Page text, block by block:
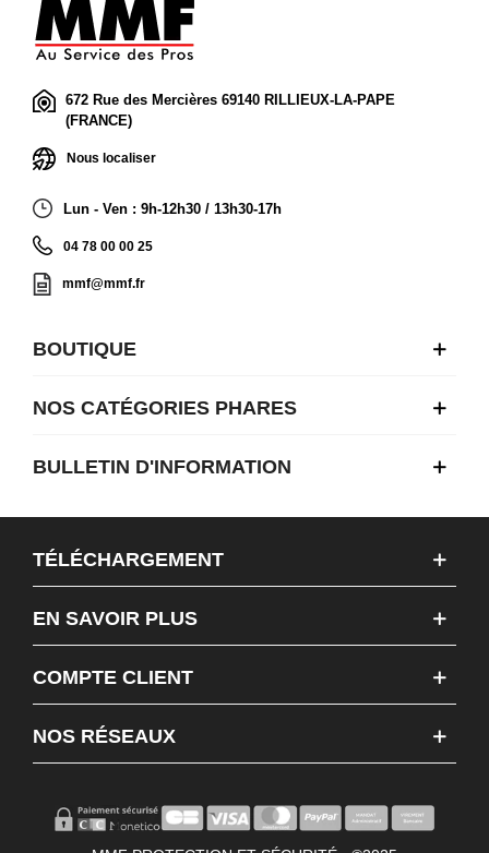
672 Rue des Mercières 69140 RILLIEUX-LA-PAPE
(FRANCE)
Nous localiser
Lun - Ven : 9h-12h30 / 13h30-17h
04 78 00 00 25
mmf@mmf.fr
BOUTIQUE
NOS CATÉGORIES PHARES
BULLETIN D'INFORMATION
TÉLÉCHARGEMENT
EN SAVOIR PLUS
COMPTE CLIENT
NOS RÉSEAUX